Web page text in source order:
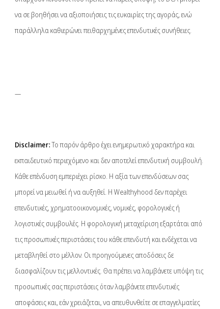
να σε βοηθήσει να αξιοποιήσεις τις ευκαιρίες της αγοράς, ενώ
παράλληλα καθιερώνει πειθαρχημένες επενδυτικές συνήθειες.
—
Disclaimer:Το παρόν άρθρο έχει ενημερωτικό χαρακτήρα και
εκπαιδευτικό περιεχόμενο και δεν αποτελεί επενδυτική συμβουλή.
Κάθε επένδυση εμπεριέχει ρίσκο. Η αξία των επενδύσεων σας
μπορεί να μειωθεί ή να αυξηθεί. Η Wealthyhood δεν παρέχει
επενδυτικές, χρηματοοικονομικές, νομικές, φορολογικές ή
λογιστικές συμβουλές. Η φορολογική μεταχείριση εξαρτάται από
τις προσωπικές περιστάσεις του κάθε επενδυτή και ενδέχεται να
μεταβληθεί στο μέλλον. Οι προηγούμενες αποδόσεις δε
διασφαλίζουν τις μελλοντικές. Θα πρέπει να λαμβάνετε υπόψη τις
προσωπικές σας περιστάσεις όταν λαμβάνετε επενδυτικές
αποφάσεις και, εάν χρειάζεται, να απευθυνθείτε σε επαγγελματίες